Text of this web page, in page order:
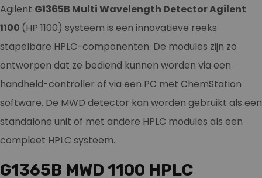
Agilent G1365B Multi Wavelength Detector Agilent
1100 (HP 1100) systeem is een innovatieve reeks
stapelbare HPLC-componenten. De modules zijn zo
ontworpen dat ze bediend kunnen worden via een
handheld-controller of via een PC met ChemStation
software. De MWD detector kan worden gebruikt als een
standalone unit of met andere HPLC modules als een
compleet HPLC systeem.
G1365B MWD 1100 HPLC